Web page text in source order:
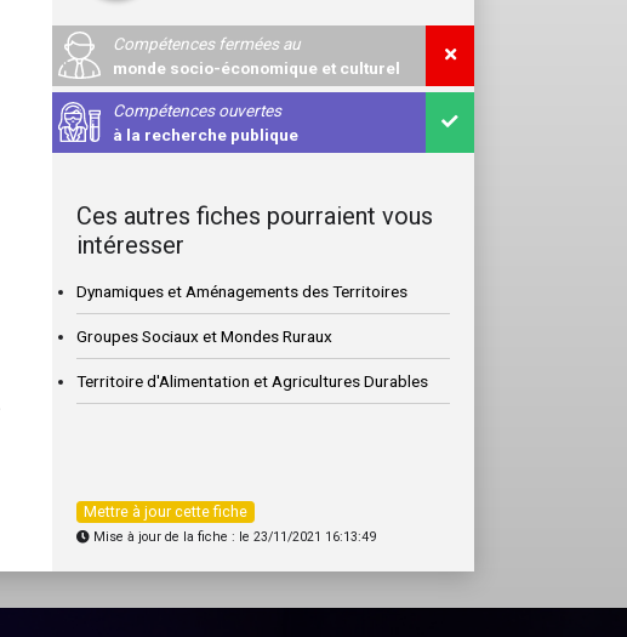
Compétences fermées au
monde socio-économique et culturel
Compétences ouvertes
à la recherche publique
Ces autres fiches pourraient vous
intéresser
Dynamiques et Aménagements des Territoires
Groupes Sociaux et Mondes Ruraux
Territoire d'Alimentation et Agricultures Durables
Mettre à jour cette fiche
Mise à jour de la fiche : le 23/11/2021 16:13:49